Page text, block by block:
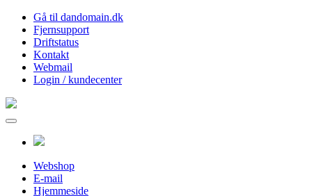
Gå til dandomain.dk
Fjernsupport
Driftstatus
Kontakt
Webmail
Login / kundecenter
Webshop
E-mail
Hjemmeside